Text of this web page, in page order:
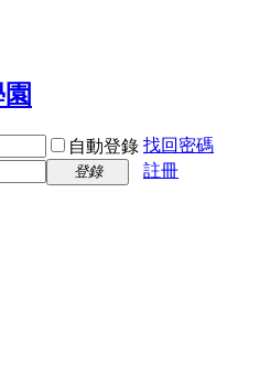
自動登錄 找回密碼
登錄
註冊